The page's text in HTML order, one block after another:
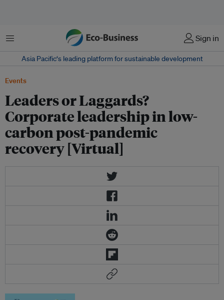
Menu Sign in
Asia Pacific‘s leading platform for sustainable development
Events
Leaders or Laggards?
Corporate leadership in low-
carbon post-pandemic
recovery [Virtual]